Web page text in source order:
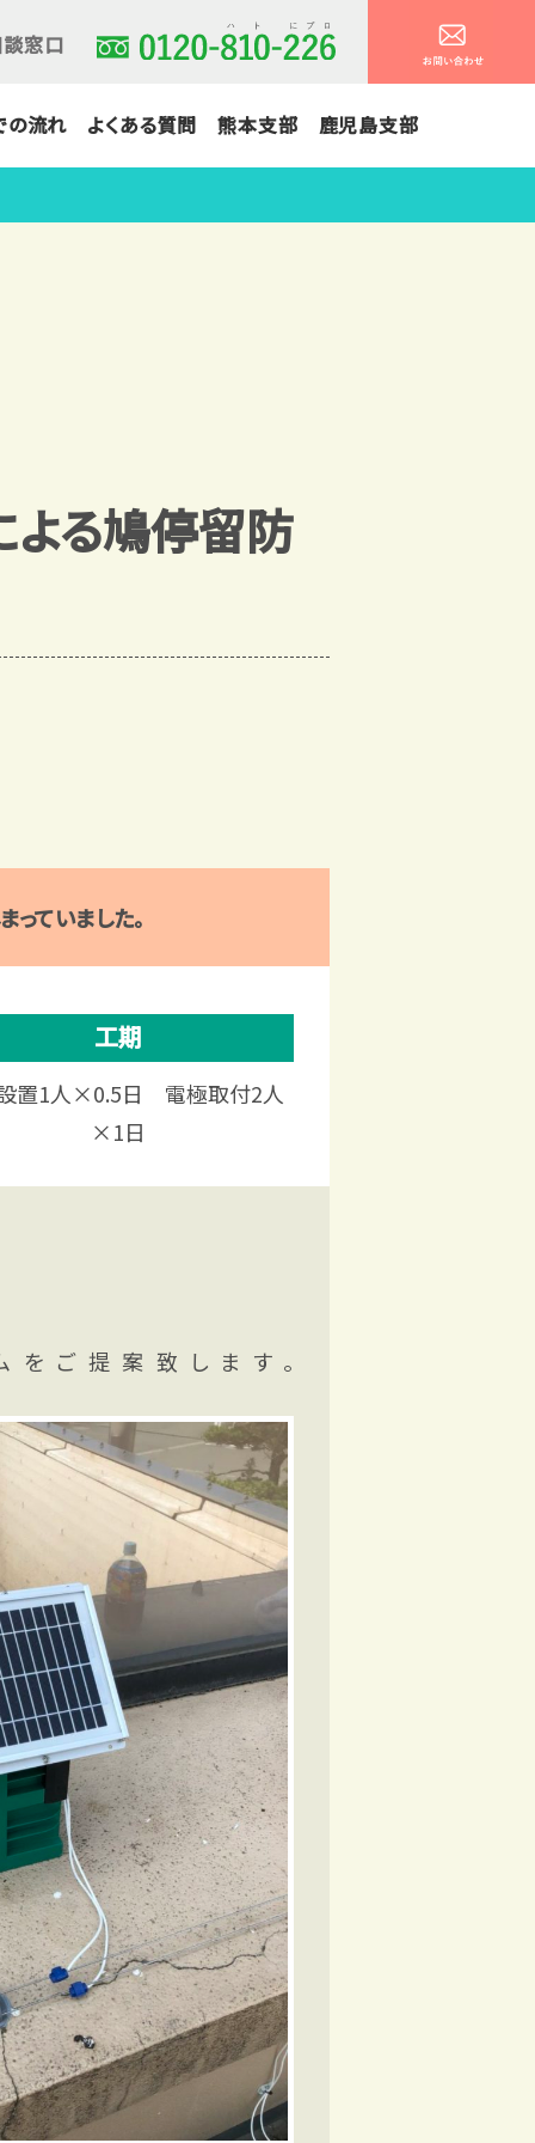
窓口
の流れ よくある質問 熊本支部 鹿児島支部
よる鳩停留防
ていました。
工期
置1人×0.5日 電極取付2人
×1日
ご提案致します。